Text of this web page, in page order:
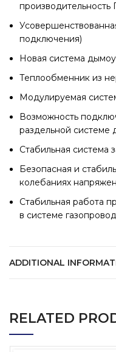
производительность
подключения)
Новая система
Теплообменник из
Модулируемая
Возможность
раздельной системе
Стабильная система
Безопасная и
колебаниях
Стабильная работа
в системе
ADDITIONAL
RELATED